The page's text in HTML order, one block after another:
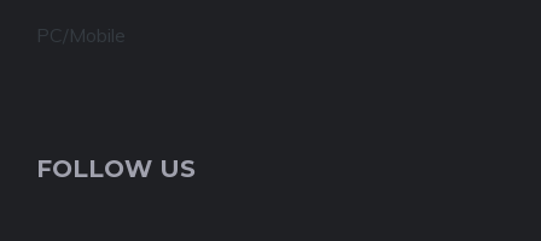
PC/Mobile
FOLLOW US